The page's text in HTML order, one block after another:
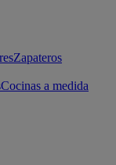
Zapateros
Cocinas a medida